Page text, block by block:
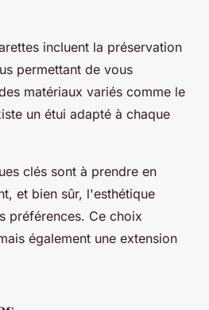
incluent la préservation
permettant de vous
matériaux variés comme le
un étui adapté à chaque
clés sont à prendre en
et bien sûr, l'esthétique
préférences. Ce choix
également une extension